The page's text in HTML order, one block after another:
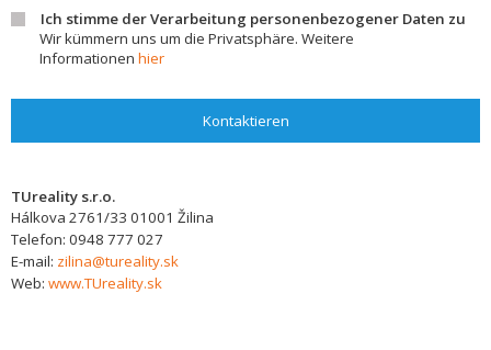
Ich stimme der Verarbeitung personenbezogener Daten zu
Wir kümmern uns um die Privatsphäre. Weitere
Informationen hier
Kontaktieren
TUreality s.r.o.
Hálkova 2761/33 01001 Žilina
Telefon: 0948 777 027
E-mail: zilina@tureality.sk
Web: www.TUreality.sk